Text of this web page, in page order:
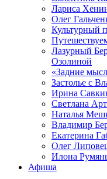
Лариса
Олег
Культурный
Лазурный
Озолиной
«Задние
Застолье с
Ирина
Светлана
Наталья
Владимир
Екатерина
Олег
Илона
Афиша